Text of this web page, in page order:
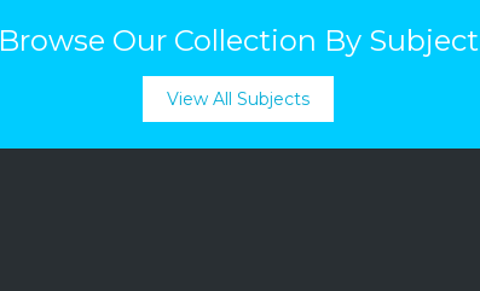
Browse Our Collection By Subject
View All Subjects